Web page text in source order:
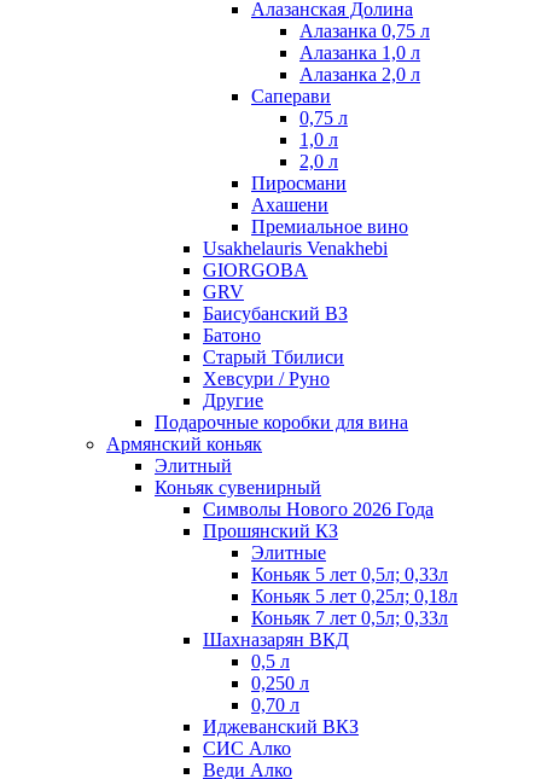
Алазанская Долина
Алазанка 0,75 л
Алазанка 1,0 л
Алазанка 2,0 л
Саперави
0,75 л
1,0 л
2,0 л
Пиросмани
Ахашени
Премиальное вино
Usakhelauris Venakhebi
GIORGOBA
GRV
Баисубанский ВЗ
Батоно
Старый Тбилиси
Хевсури / Руно
Другие
Подарочные коробки для вина
Армянский коньяк
Элитный
Коньяк сувенирный
Символы Нового 2026 Года
Прошянский КЗ
Элитные
Коньяк 5 лет 0,5л; 0,33л
Коньяк 5 лет 0,25л; 0,18л
Коньяк 7 лет 0,5л; 0,33л
Шахназарян ВКД
0,5 л
0,250 л
0,70 л
Иджеванский ВКЗ
СИС Алко
Веди Алко